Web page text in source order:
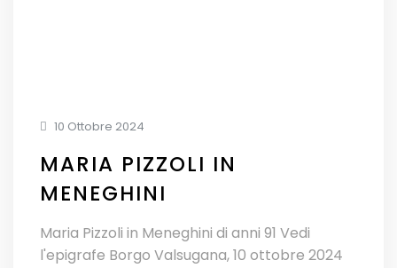
10 Ottobre 2024
MARIA PIZZOLI IN
MENEGHINI
Maria Pizzoli in Meneghini di anni 91 Vedi
l'epigrafe Borgo Valsugana, 10 ottobre 2024